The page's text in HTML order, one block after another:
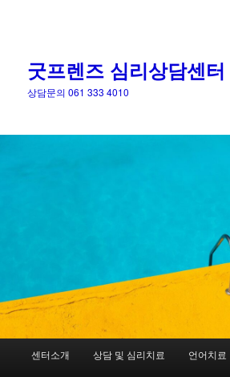
굿프렌즈 심리상담센터
상담문의 061 333 4010
첫
센터소개 상담 및 심리치료 언어치료